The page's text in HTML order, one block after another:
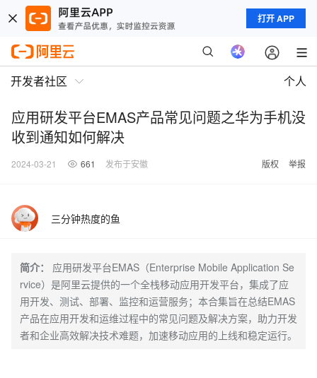
打开 APP
开发者社区 个人
应用研发平台EMAS产品常见问题之华为手机没
收到通知如何解决
2024-03-21 661 发布于安徽 版权 举报
三分钟热度的鱼
简介：
应用研发平台EMAS（Enterprise Mobile Application Se
rvice）是阿里云提供的一个全栈移动应用开发平台，集成了应
用开发、测试、部署、监控和运营服务；本合集旨在总结EMAS
产品在应用开发和运维过程中的常见问题及解决方案，助力开发
者和企业高效解决技术难题，加速移动应用的上线和稳定运行。